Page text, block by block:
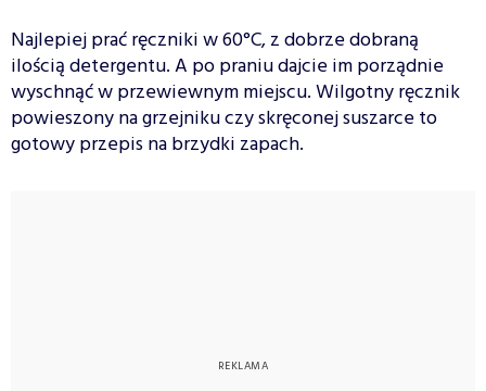
Najlepiej prać ręczniki w 60°C, z dobrze dobraną
ilością detergentu. A po praniu dajcie im porządnie
wyschnąć w przewiewnym miejscu. Wilgotny ręcznik
powieszony na grzejniku czy skręconej suszarce to
gotowy przepis na brzydki zapach.